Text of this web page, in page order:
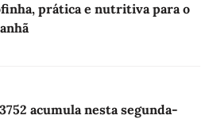
prática e nutritiva para o
acumula nesta segunda-